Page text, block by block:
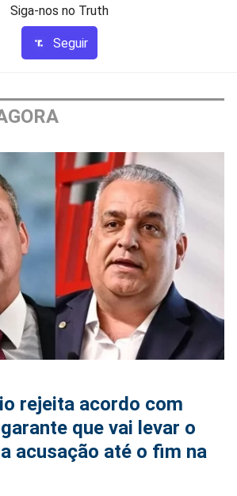
Siga-nos no Truth
Seguir
rejeita acordo com
que vai levar o
acusação até o fim na